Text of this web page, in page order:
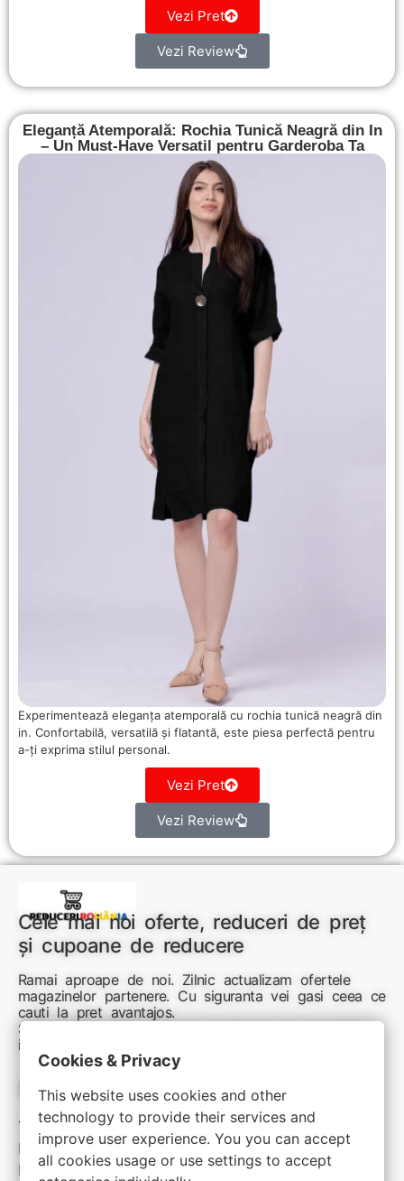
Vezi Pret
Vezi Review
Eleganță Atemporală: Rochia Tunică Neagră din In
– Un Must-Have Versatil pentru Garderoba Ta
Experimentează eleganța atemporală cu rochia tunică neagră din
in. Confortabilă, versatilă și flatantă, este piesa perfectă pentru
a-ți exprima stilul personal.
Vezi Pret
Vezi Review
Cele mai noi oferte, reduceri de preț
și cupoane de reducere
Ramai aproape de noi. Zilnic actualizam ofertele
magazinelor partenere. Cu siguranta vei gasi ceea ce
cauti la pret avantajos.
Sunteti aici pentru reduceri inteligente si cumpărături
inspirate
Link-uri utile:
Termeni si conditii
Politica de confidentialitate
Politica de cookie
Cookies & Privacy
This website uses cookies and other
technology to provide their services and
improve user experience. You you can accept
all cookies usage or use settings to accept